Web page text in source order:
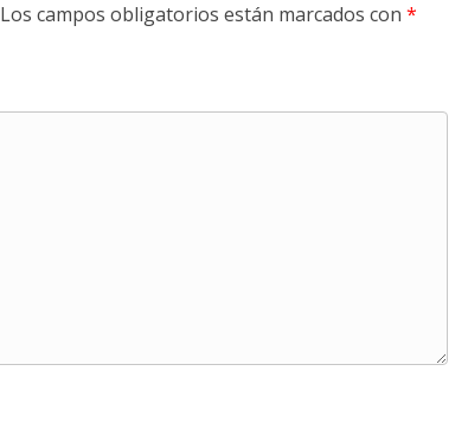
Los campos obligatorios están marcados con *